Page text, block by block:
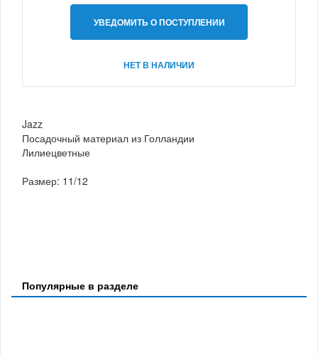
УВЕДОМИТЬ О ПОСТУПЛЕНИИ
НЕТ В НАЛИЧИИ
Jazz
Посадочный материал из Голландии
Лилиецветные
Размер: 11/12
Популярные в разделе